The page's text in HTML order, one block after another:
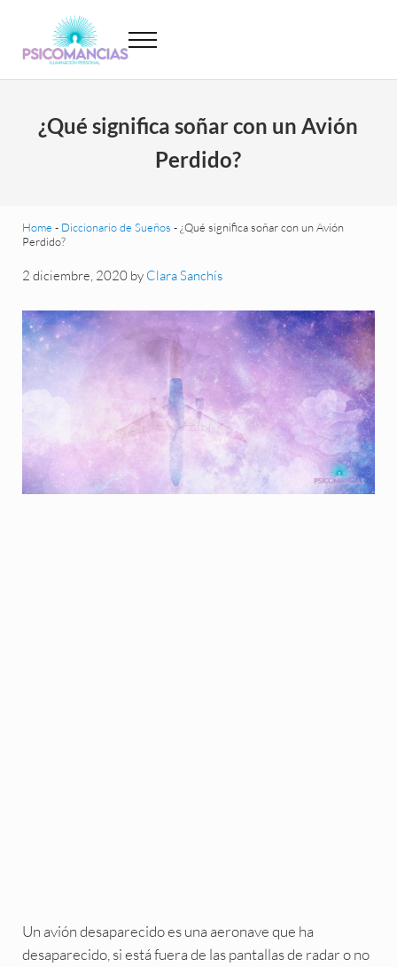
Psicomancias
Menu
¿Qué significa soñar con un Avión
Perdido?
Home - Diccionario de Sueños -¿Qué significa soñar con un Avión
Perdido?
2 diciembre, 2020 by Clara Sanchís
Un avión desaparecido es una aeronave que ha
desaparecido, si está fuera de las pantallas de radar o no